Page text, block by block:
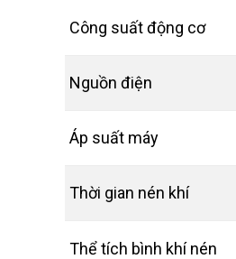
Công suất động cơ
Nguồn điện
Áp suất máy
Thời gian nén khí
Thể tích bình khí nén